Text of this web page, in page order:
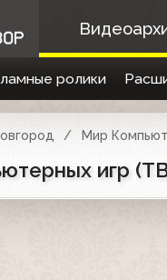
ролики
Мир
игр